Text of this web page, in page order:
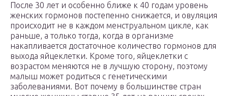
После 30 лет и особенно ближе к 40 годам уровень
женских гормонов постепенно снижается, и овуляция
происходит не в каждом менструальном цикле, как
раньше, а только тогда, когда в организме
накапливается достаточное количество гормонов для
выхода яйцеклетки. Кроме того, яйцеклетки с
возрастом меняются не в лучшую сторону, поэтому
малыш может родиться с генетическими
заболеваниями. Вот почему в большинстве стран